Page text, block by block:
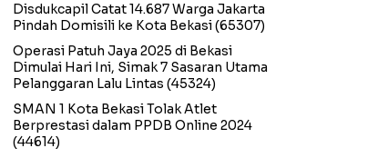
Disdukcapil Catat 14.687 Warga Jakarta
Pindah Domisili ke Kota Bekasi(65307)
Operasi Patuh Jaya 2025 di Bekasi
Dimulai Hari Ini, Simak 7 Sasaran Utama
Pelanggaran Lalu Lintas (45324)
SMAN 1 Kota Bekasi Tolak Atlet
Berprestasi dalam PPDB Online 2024
(44614)